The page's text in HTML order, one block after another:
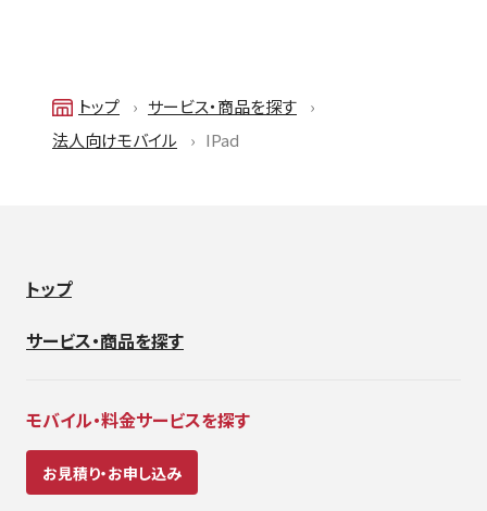
トップ
サービス・商品を探す
法人向けモバイル
IPad
トップ
サービス・商品を探す
モバイル・料金サービスを探す
お見積り・お申し込み